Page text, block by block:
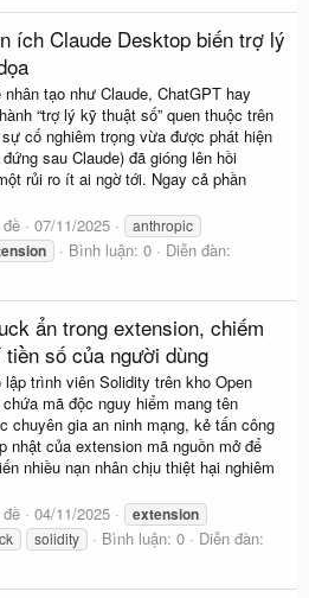
ích Claude Desktop biến trợ lý
tạo như Claude, ChatGPT hay
“trợ lý kỹ thuật số” quen thuộc trên
cố nghiêm trọng vừa được phát hiện
sau Claude) đã gióng lên hồi
rủi ro ít ai ngờ tới. Ngay cả phần
07/11/2025
anthropic
Bình luận: 0
Diễn đàn:
ẩn trong extension, chiếm
số của người dùng
trình viên Solidity trên kho Open
mã độc nguy hiểm mang tên
chuyên gia an ninh mạng, kẻ tấn công
nhật của extension mã nguồn mở để
nhiều nạn nhân chịu thiệt hại nghiêm
04/11/2025 extension
solidity Bình luận: 0
Diễn đàn: